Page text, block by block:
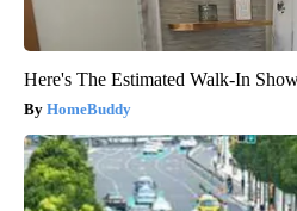
Here's The Estimated Walk-In
HomeBuddy